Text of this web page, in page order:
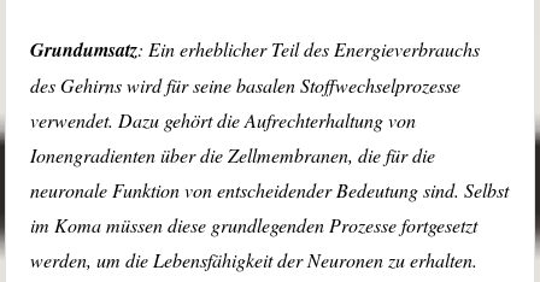
Grundumsatz: Ein erheblicher Teil des Energieverbrauchs
des Gehirns wird für seine basalen Stoffwechselprozesse
verwendet. Dazu gehört die Aufrechterhaltung von
Ionengradienten über die Zellmembranen, die für die
neuronale Funktion von entscheidender Bedeutung sind. Selbst
im Koma müssen diese grundlegenden Prozesse fortgesetzt
werden, um die Lebensfähigkeit der Neuronen zu erhalten.